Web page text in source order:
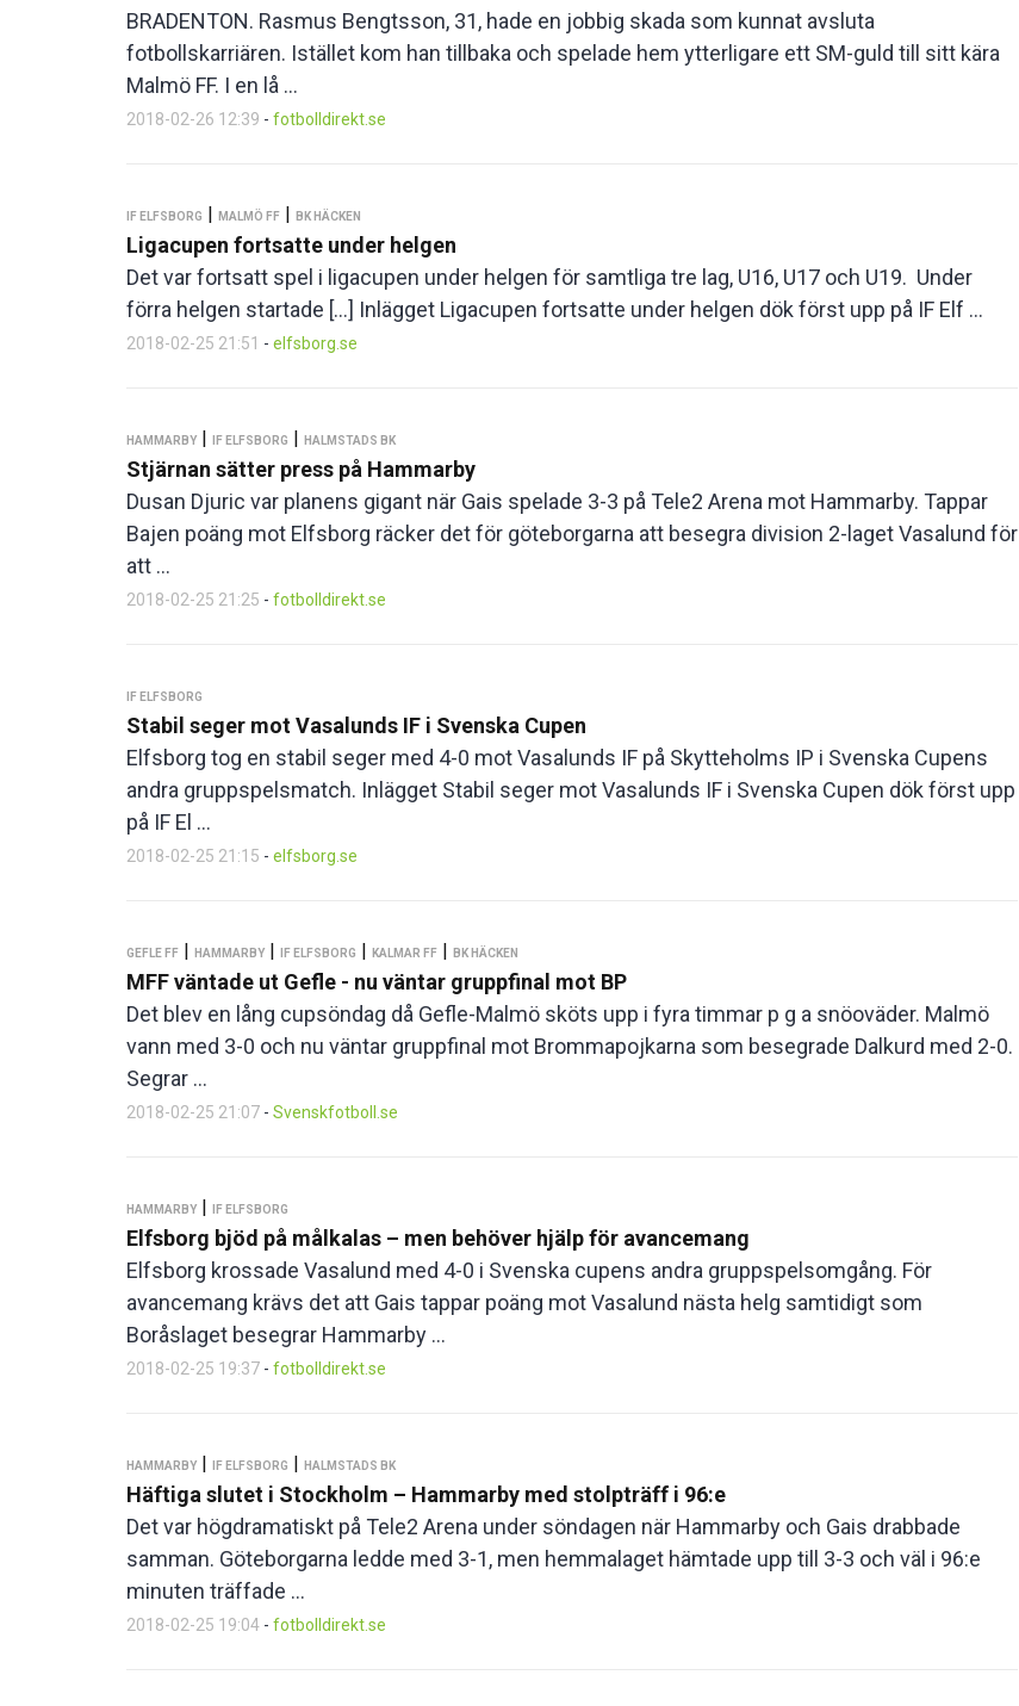
BRADENTON. Rasmus Bengtsson, 31, hade en jobbig skada som kunnat avsluta
fotbollskarriären. Istället kom han tillbaka och spelade hem ytterligare ett SM-guld till sitt kära
Malmö FF. I en lå ...
2018-02-26 12:39 - fotbolldirekt.se
IF ELFSBORG | MALMÖ FF | BK HÄCKEN
Ligacupen fortsatte under helgen
Det var fortsatt spel i ligacupen under helgen för samtliga tre lag, U16, U17 och U19. Under
förra helgen startade […] Inlägget Ligacupen fortsatte under helgen dök först upp på IF Elf ...
2018-02-25 21:51 - elfsborg.se
HAMMARBY | IF ELFSBORG | HALMSTADS BK
Stjärnan sätter press på Hammarby
Dusan Djuric var planens gigant när Gais spelade 3-3 på Tele2 Arena mot Hammarby. Tappar
Bajen poäng mot Elfsborg räcker det för göteborgarna att besegra division 2-laget Vasalund för
att ...
2018-02-25 21:25 - fotbolldirekt.se
IF ELFSBORG
Stabil seger mot Vasalunds IF i Svenska Cupen
Elfsborg tog en stabil seger med 4-0 mot Vasalunds IF på Skytteholms IP i Svenska Cupens
andra gruppspelsmatch. Inlägget Stabil seger mot Vasalunds IF i Svenska Cupen dök först upp
på IF El ...
2018-02-25 21:15 - elfsborg.se
GEFLE FF | HAMMARBY | IF ELFSBORG | KALMAR FF | BK HÄCKEN
MFF väntade ut Gefle - nu väntar gruppfinal mot BP
Det blev en lång cupsöndag då Gefle-Malmö sköts upp i fyra timmar p g a snöoväder. Malmö
vann med 3-0 och nu väntar gruppfinal mot Brommapojkarna som besegrade Dalkurd med 2-0.
Segrar ...
2018-02-25 21:07 - Svenskfotboll.se
HAMMARBY | IF ELFSBORG
Elfsborg bjöd på målkalas – men behöver hjälp för avancemang
Elfsborg krossade Vasalund med 4-0 i Svenska cupens andra gruppspelsomgång. För
avancemang krävs det att Gais tappar poäng mot Vasalund nästa helg samtidigt som
Boråslaget besegrar Hammarby ...
2018-02-25 19:37 - fotbolldirekt.se
HAMMARBY | IF ELFSBORG | HALMSTADS BK
Häftiga slutet i Stockholm – Hammarby med stolpträff i 96:e
Det var högdramatiskt på Tele2 Arena under söndagen när Hammarby och Gais drabbade
samman. Göteborgarna ledde med 3-1, men hemmalaget hämtade upp till 3-3 och väl i 96:e
minuten träffade ...
2018-02-25 19:04 - fotbolldirekt.se